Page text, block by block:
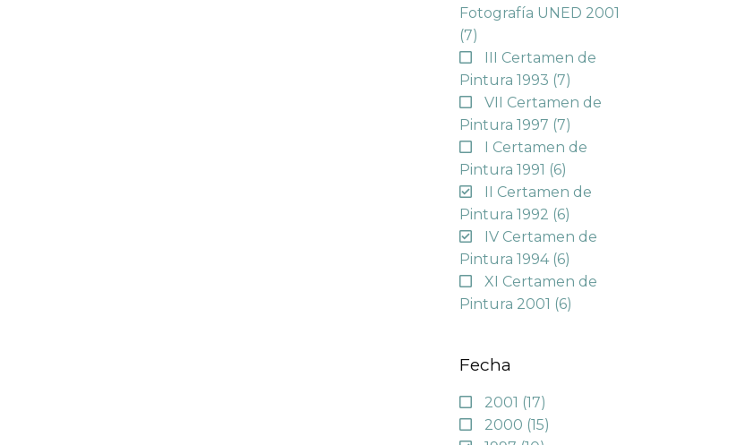
Fotografía UNED 2001
(7)
III Certamen de
Pintura 1993 (7)
VII Certamen de
Pintura 1997 (7)
I Certamen de
Pintura 1991 (6)
II Certamen de
Pintura 1992 (6)
IV Certamen de
Pintura 1994 (6)
XI Certamen de
Pintura 2001 (6)
Fecha
2001 (17)
2000 (15)